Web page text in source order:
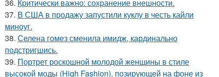
36. Критически важно: сохранение внешности.
37. В США в продажу запустили куклу в честь кайли
миноуг.
38. Селена гомез сменила имидж, кардинально
подстригшись.
39. Портрет роскошной молодой женщины в стиле
высокой моды (High Fashion), позирующей на фоне из